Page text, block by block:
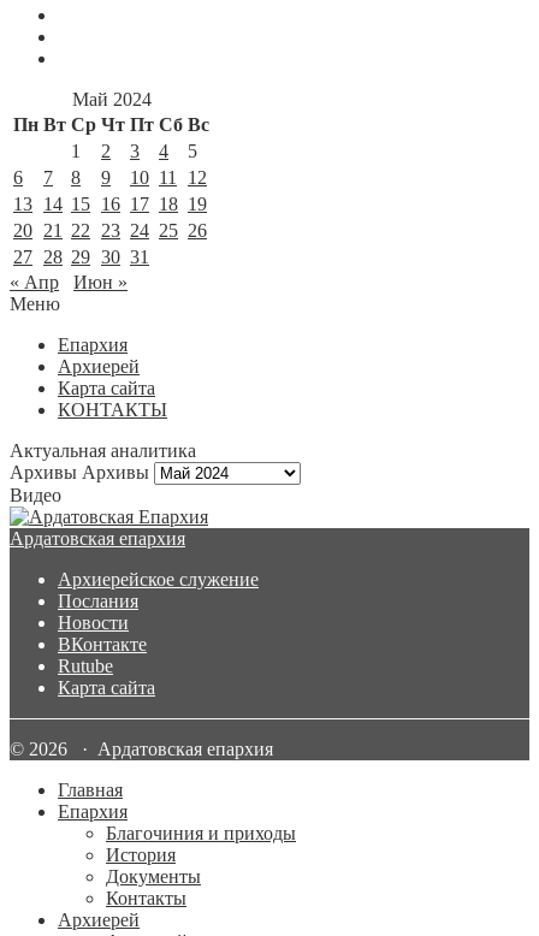
Май 2024
Пн Вт Ср Чт Пт Сб Вс
1
2 3 4
5
6
7 8 9 10 11
12
13 14 15 16 17 18 19
20 21 22 23 24 25 26
27 28 29 30 31
« Апр
Июн »
Меню
Епархия
Архиерей
Карта сайта
КОНТАКТЫ
Актуальная аналитика
Архивы Архивы
Видео
Ардатовская епархия
Архиерейское служение
Послания
Новости
ВКонтакте
Rutube
Карта сайта
© 2026 · Ардатовская епархия
Главная
Епархия
Благочиния и приходы
История
Документы
Контакты
Архиерей